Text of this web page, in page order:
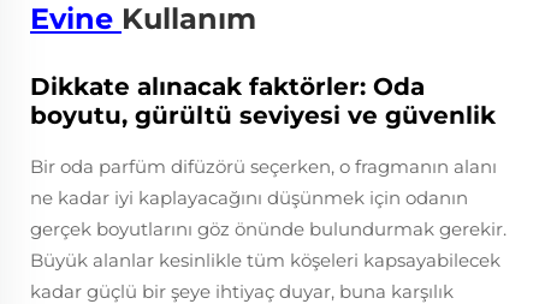
Evine Kullanım
Dikkate alınacak faktörler: Oda
boyutu, gürültü seviyesi ve güvenlik
Bir oda parfüm difüzörü seçerken, o fragmanın alanı
ne kadar iyi kaplayacağını düşünmek için odanın
gerçek boyutlarını göz önünde bulundurmak gerekir.
Büyük alanlar kesinlikle tüm köşeleri kapsayabilecek
kadar güçlü bir şeye ihtiyaç duyar, buna karşılık